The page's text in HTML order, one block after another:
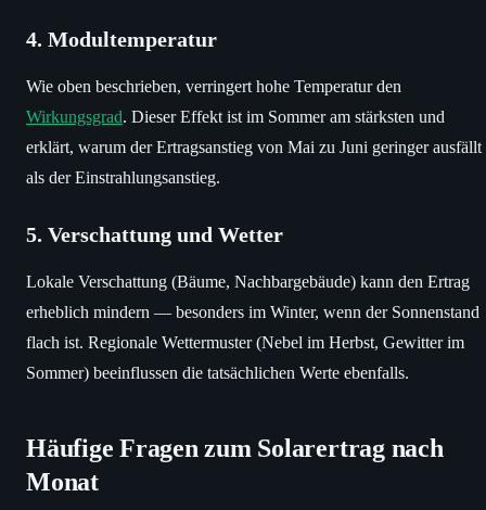
4. Modultemperatur
Wie oben beschrieben, verringert hohe Temperatur den
Wirkungsgrad. Dieser Effekt ist im Sommer am stärksten und
erklärt, warum der Ertragsanstieg von Mai zu Juni geringer ausfällt
als der Einstrahlungsanstieg.
5. Verschattung und Wetter
Lokale Verschattung (Bäume, Nachbargebäude) kann den Ertrag
erheblich mindern — besonders im Winter, wenn der Sonnenstand
flach ist. Regionale Wettermuster (Nebel im Herbst, Gewitter im
Sommer) beeinflussen die tatsächlichen Werte ebenfalls.
Häufige Fragen zum Solarertrag nach
Monat